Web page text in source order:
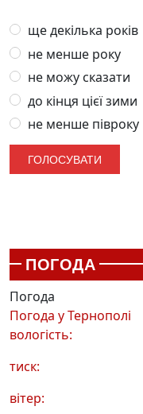
ще декілька років
не менше року
не можу сказати
до кінця цієї зими
не менше півроку
ПОГОДА
Погода
Погода уТернополі
вологість:
тиск:
вітер: